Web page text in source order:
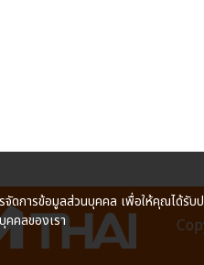
จัดการข้อมูลส่วนบุคคล เพื่อให้คุณได้รั
คลของเรา